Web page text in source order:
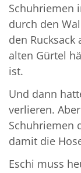
Schuhriemen
durch den
den
alten Gürtel
ist.
Und dann
verlieren.
Schuhriemen
damit die
Eschi muss